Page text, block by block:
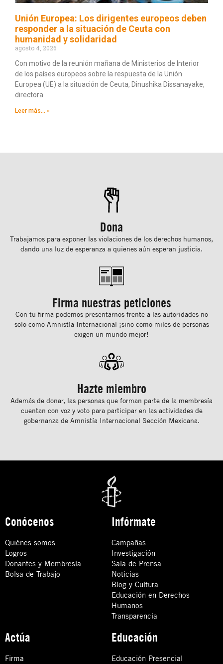
Unión Europea: Los dirigentes europeos deben
responder a la situación de Ceuta con
humanidad y solidaridad
agosto 4, 2026
Con motivo de la reunión mañana de Ministerios de Interior
de los países europeos sobre la respuesta de la Unión
Europea (UE) a la situación de Ceuta, Dinushika Dissanayake,
directora
Leer más... »
Dona
Trabajamos para exponer las violaciones de los derechos humanos,
dando una luz de esperanza a quienes aún esperan justicia.
Firma nuestras peticiones
Con tu ﬁrma podemos presentarnos frente a las autoridades no
solo como Amnistía Internacional ¡sino como miles de personas
exigen un mundo mejor!
Hazte miembro
Además de donar, las personas que forman parte de la membresía
cuentan con voz y voto para participar en las actividades de
gobernanza de Amnistía Internacional Sección Mexicana.
Conócenos
Quiénes somos
Logros
Donantes y Membresía
Bolsa de Trabajo
Infórmate
Campañas
Investigación
Sala de Prensa
Noticias
Blog y Cultura
Educación en Derechos
Humanos
Transparencia
Actúa
Firma
Educación
Educación Presencial